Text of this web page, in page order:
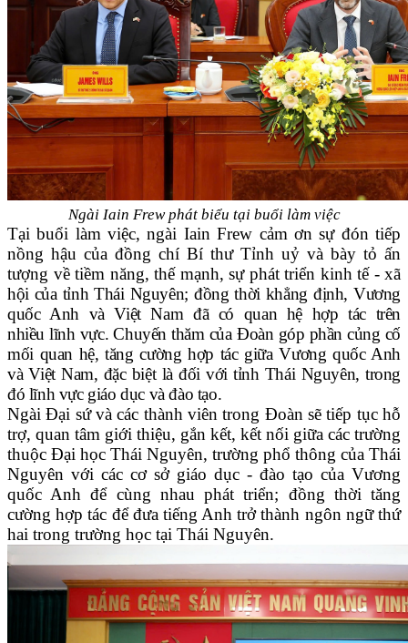
Ngài Iain Frew phát biểu tại buổi làm việc
Tại buổi làm việc,ngài Iain Frew cảm ơn sự đón tiếp
nồng hậu của đồng chí Bí thư Tỉnh uỷ và bày tỏ ấn
tượng về tiềm năng, thế mạnh, sự phát triển kinh tế - xã
hội của tỉnh Thái Nguyên; đồng thời khẳng định, Vương
quốc Anh và Việt Nam đã có quan hệ hợp tác trên
nhiều lĩnh vực. Chuyến thăm của Đoàn góp phần củng cố
mối quan hệ, tăng cường hợp tác giữa Vương quốc Anh
và Việt Nam, đặc biệt là đối với tỉnh Thái Nguyên, trong
đó lĩnh vực giáo dục và đào tạo.
Ngài Đại sứ và các thành viên trong Đoàn sẽ tiếp tục hỗ
trợ, quan tâm giới thiệu, gắn kết, kết nối giữa các trường
thuộc Đại học Thái Nguyên, trường phổ thông của Thái
Nguyên với các cơ sở giáo dục - đào tạo của Vương
quốc Anh để cùng nhau phát triển; đồng thời tăng
cường hợp tác để đưa tiếng Anh trở thành ngôn ngữ thứ
hai trong trường học tại Thái Nguyên.